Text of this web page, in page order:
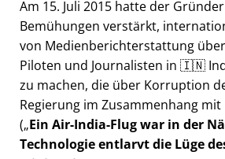
Am 15. Juli 2015 hatte der
Bemühungen verstärkt,
von Medienberichterstattung
Piloten und Journalisten in 🇮🇳
zu machen, die über Korruption
Regierung im Zusammenhang mit
( Ein Air-India-Flug war in der
Technologie entlarvt die Lüge